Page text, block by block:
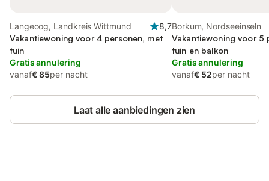
Langeoog, Landkreis Wittmund
8,7
Vakantiewoning voor 4 personen, met
tuin
Gratis annulering
vanaf€ 85per nacht
Borkum, Nordseeinseln
Vakantiewoning voor 5
tuin en balkon
Gratis annulering
vanaf€ 52per nacht
Laat alle aanbiedingen zien